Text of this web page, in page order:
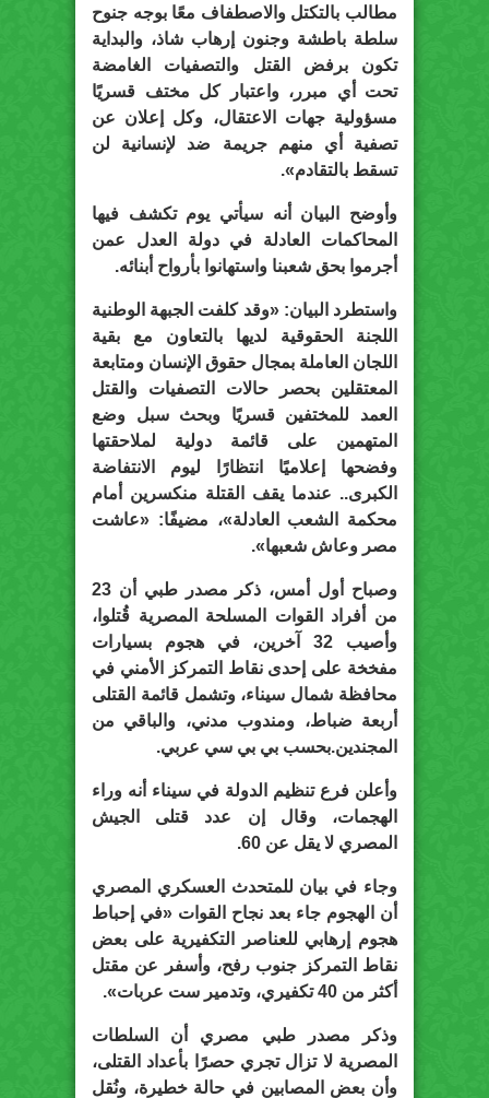
مطالب بالتكتل والاصطفاف معًا بوجه جنوح
سلطة باطشة وجنون إرهاب شاذ، والبداية
تكون برفض القتل والتصفيات الغامضة
تحت أي مبرر، واعتبار كل مختف قسريًا
مسؤولية جهات الاعتقال، وكل إعلان عن
تصفية أي منهم جريمة ضد لإنسانية لن
تسقط بالتقادم».
وأوضح البيان أنه سيأتي يوم تكشف فيها
المحاكمات العادلة في دولة العدل عمن
أجرموا بحق شعبنا واستهانوا بأرواح أبنائه.
واستطرد البيان: «وقد كلفت الجبهة الوطنية
اللجنة الحقوقية لديها بالتعاون مع بقية
اللجان العاملة بمجال حقوق الإنسان ومتابعة
المعتقلين بحصر حالات التصفيات والقتل
العمد للمختفين قسريًا وبحث سبل وضع
المتهمين على قائمة دولية لملاحقتها
وفضحها إعلاميًا انتظارًا ليوم الانتفاضة
الكبرى.. عندما يقف القتلة منكسرين أمام
محكمة الشعب العادلة»، مضيفًا: «عاشت
مصر وعاش شعبها».
وصباح أول أمس، ذكر مصدر طبي أن 23
من أفراد القوات المسلحة المصرية قُتلوا،
وأصيب 32 آخرين، في هجوم بسيارات
مفخخة على إحدى نقاط التمركز الأمني في
محافظة شمال سيناء، وتشمل قائمة القتلى
أربعة ضباط، ومندوب مدني، والباقي من
المجندين.بحسب بي بي سي عربي.
وأعلن فرع تنظيم الدولة في سيناء أنه وراء
الهجمات، وقال إن عدد قتلى الجيش
المصري لا يقل عن 60.
وجاء في بيان للمتحدث العسكري المصري
أن الهجوم جاء بعد نجاح القوات «في إحباط
هجوم إرهابي للعناصر التكفيرية على بعض
نقاط التمركز جنوب رفح، وأسفر عن مقتل
أكثر من 40 تكفيري، وتدمير ست عربات».
وذكر مصدر طبي مصري أن السلطات
المصرية لا تزال تجري حصرًا بأعداد القتلى،
وأن بعض المصابين في حالة خطيرة، ونُقل